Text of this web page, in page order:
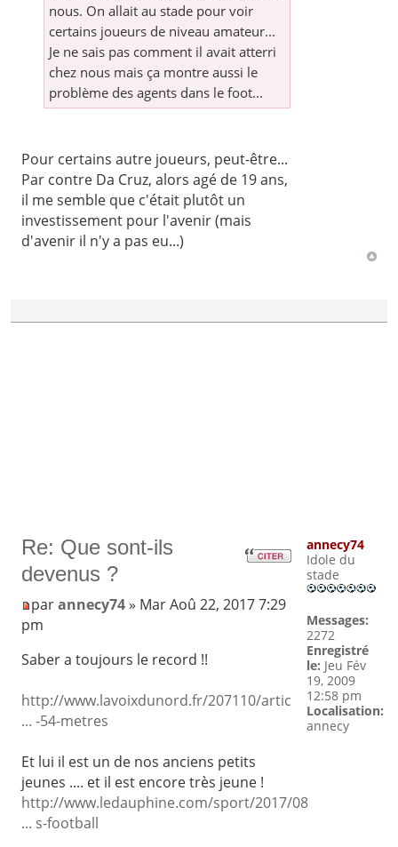
nous. On allait au stade pour voir
certains joueurs de niveau amateur...
Je ne sais pas comment il avait atterri
chez nous mais ça montre aussi le
problème des agents dans le foot...
Pour certains autre joueurs, peut-être...
Par contre Da Cruz, alors agé de 19 ans,
il me semble que c'était plutôt un
investissement pour l'avenir (mais
d'avenir il n'y a pas eu...)
Re: Que sont-ils
devenus ?
parannecy74» Mar Aoû 22, 2017 7:29
pm
Saber a toujours le record !!
http://www.lavoixdunord.fr/207110/artic
... -54-metres
Et lui il est un de nos anciens petits
jeunes .... et il est encore très jeune !
http://www.ledauphine.com/sport/2017/08
... s-football
annecy74
Idole du
stade
Messages:
2272
Enregistré
le: Jeu Fév
19, 2009
12:58 pm
Localisation:
annecy